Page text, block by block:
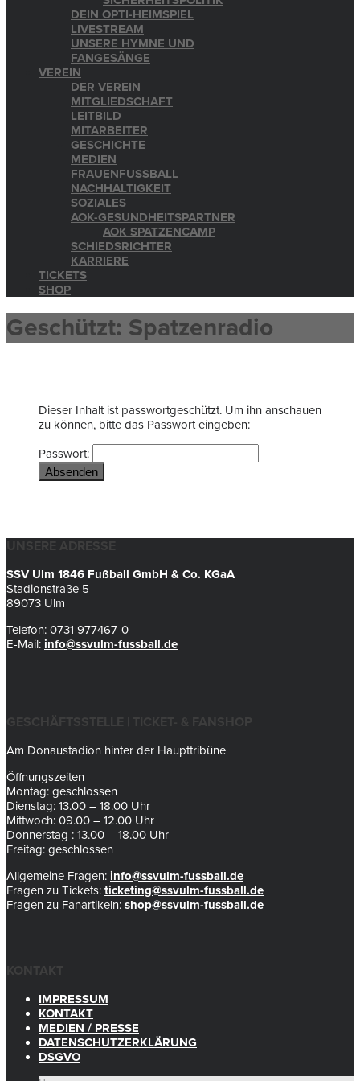
DEIN OPTI-HEIMSPIEL
LIVESTREAM
UNSERE HYMNE UND
FANGESÄNGE
VEREIN
DER VEREIN
MITGLIEDSCHAFT
LEITBILD
MITARBEITER
GESCHICHTE
MEDIEN
FRAUENFUSSBALL
NACHHALTIGKEIT
SOZIALES
AOK-GESUNDHEITSPARTNER
AOK SPATZENCAMP
SCHIEDSRICHTER
KARRIERE
TICKETS
SHOP
Geschützt: Spatzenradio
Dieser Inhalt ist passwortgeschützt. Um ihn anschauen
zu können, bitte das Passwort eingeben:
Passwort:
UNSERE ADRESSE
SSV Ulm 1846 Fußball GmbH & Co. KGaA
Stadionstraße 5
89073 Ulm
Telefon: 0731 977467-0
E-Mail: info@ssvulm-fussball.de
GESCHÄFTSSTELLE | TICKET- & FANSHOP
Am Donaustadion hinter der Haupttribüne
Öffnungszeiten
Montag: geschlossen
Dienstag: 13.00 – 18.00 Uhr
Mittwoch: 09.00 – 12.00 Uhr
Donnerstag : 13.00 – 18.00 Uhr
Freitag: geschlossen
Allgemeine Fragen: info@ssvulm-fussball.de
Fragen zu Tickets: ticketing@ssvulm-fussball.de
Fragen zu Fanartikeln: shop@ssvulm-fussball.de
KONTAKT
IMPRESSUM
KONTAKT
MEDIEN / PRESSE
DATENSCHUTZERKLÄRUNG
DSGVO